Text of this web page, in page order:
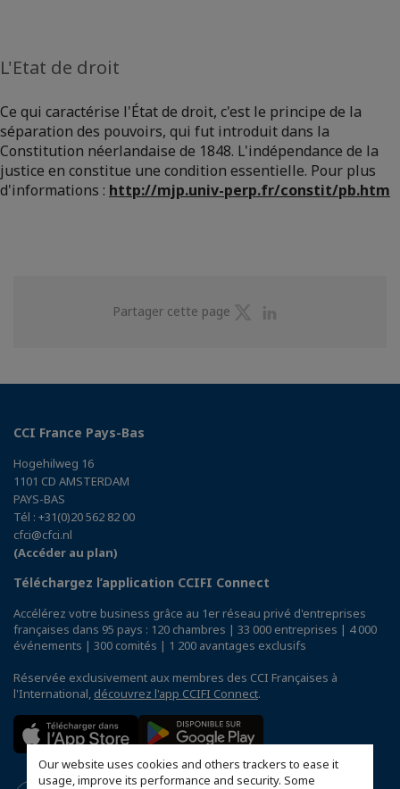
Our website uses cookies and others trackers to ease it
usage, improve its performance and security. Some
L'Etat de droit
Ce qui caractérise l'État de droit, c'est le principe de la
séparation des pouvoirs, qui fut introduit dans la
Constitution néerlandaise de 1848. L'indépendance de la
justice en constitue une condition essentielle. Pour plus
d'informations : http://mjp.univ-perp.fr/constit/pb.htm
Partager cette page
Partager
CCI France Pays-Bas
Hogehilweg 16
1101 CD AMSTERDAM
PAYS-BAS
Tél : +31(0)20 562 82 00
cfci@cfci.nl
(Accéder au plan)
Téléchargez l’application CCIFI Connect
Accélérez votre business grâce au 1er réseau privé d'entreprises
françaises dans 95 pays : 120 chambres | 33 000 entreprises | 4 000
événements | 300 comités | 1 200 avantages exclusifs
Réservée exclusivement aux membres des CCI Françaises à
l'International, découvrez l'app CCIFI Connect.